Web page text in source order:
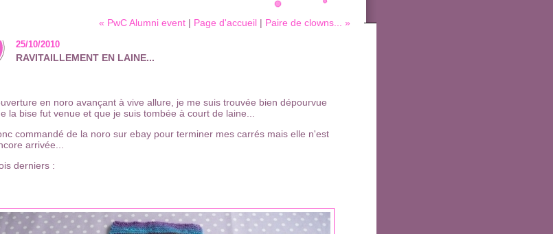
« PwC Alumni event | Page d'accueil | Paire de clowns... »
25/10/2010
RAVITAILLEMENT EN LAINE...
en noro avançant à vive allure, je me suis trouvée bien dépourvue
la bise fut venue et que je suis tombée à court de laine...
commandé de la noro sur ebay pour terminer mes carrés mais elle n'est
arrivée...
derniers :